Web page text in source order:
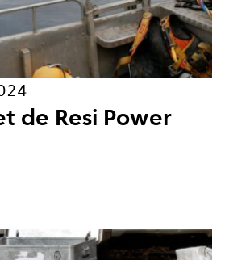
de Resi Power